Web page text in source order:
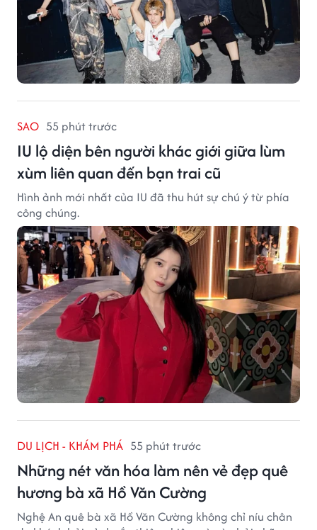
SAO 55 phút trước
IU lộ diện bên người khác giới giữa lùm
xùm liên quan đến bạn trai cũ
Hình ảnh mới nhất của IU đã thu hút sự chú ý từ phía
công chúng.
DU LỊCH - KHÁM PHÁ 55 phút trước
Những nét văn hóa làm nên vẻ đẹp quê
hương bà xã Hồ Văn Cường
Nghệ An quê bà xã Hồ Văn Cường không chỉ níu chân